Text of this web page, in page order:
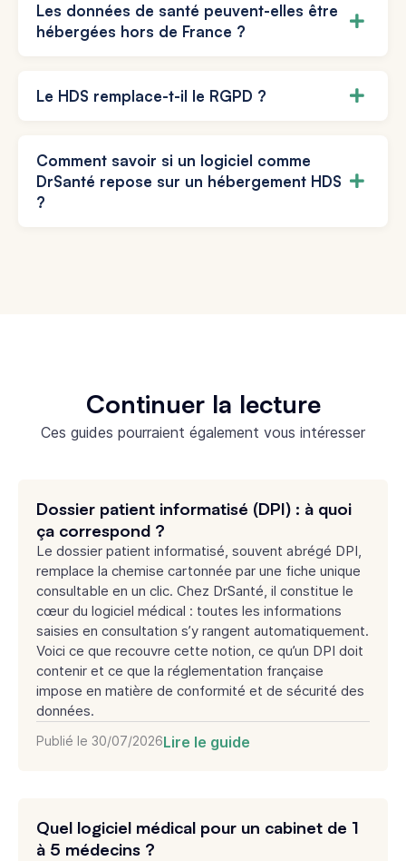
Les données de santé peuvent-elles être
hébergées hors de France ?
Le HDS remplace-t-il le RGPD ?
Comment savoir si un logiciel comme
DrSanté repose sur un hébergement HDS
?
Continuer la lecture
Ces guides pourraient également vous intéresser
Dossier patient informatisé (DPI) : à quoi
ça correspond ?
Le dossier patient informatisé, souvent abrégé DPI,
remplace la chemise cartonnée par une fiche unique
consultable en un clic. Chez DrSanté, il constitue le
cœur du logiciel médical : toutes les informations
saisies en consultation s’y rangent automatiquement.
Voici ce que recouvre cette notion, ce qu’un DPI doit
contenir et ce que la réglementation française
impose en matière de conformité et de sécurité des
données.
Publié le 30/07/2026Lire le guide
Quel logiciel médical pour un cabinet de 1
à 5 médecins ?